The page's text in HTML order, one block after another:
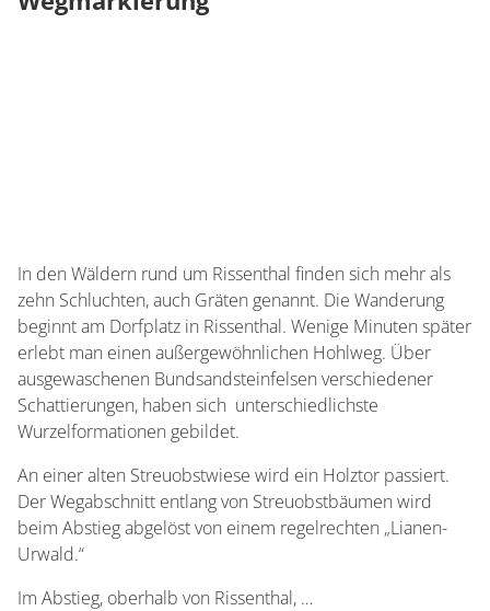
In den Wäldern rund um Rissenthal finden sich mehr als
zehn Schluchten, auch Gräten genannt. Die Wanderung
beginnt am Dorfplatz in Rissenthal. Wenige Minuten später
erlebt man einen außergewöhnlichen Hohlweg. Über
ausgewaschenen Bundsandsteinfelsen verschiedener
Schattierungen, haben sich unterschiedlichste
Wurzelformationen gebildet.
An einer alten Streuobstwiese wird ein Holztor passiert.
Der Wegabschnitt entlang von Streuobstbäumen wird
beim Abstieg abgelöst von einem regelrechten „Lianen-
Urwald.“
Im Abstieg, oberhalb von Rissenthal, …